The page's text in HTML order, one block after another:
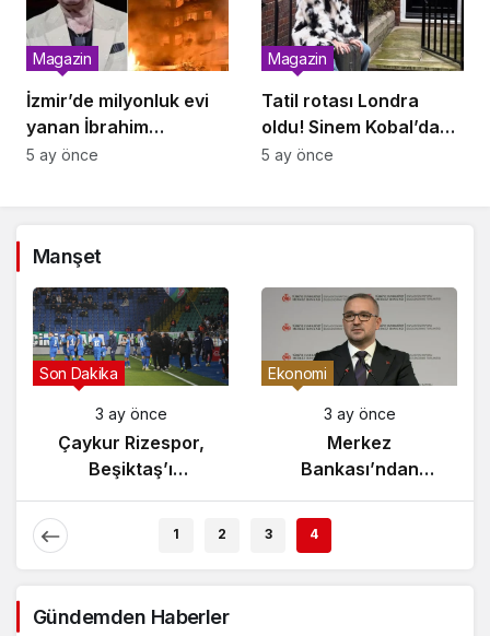
İzmir’de milyonluk evi
yanan İbrahim
Tatlıses’ten yıllar sonra
Magazin
5 ay önce
Tatil rotası Londra
oldu! Sinem Kobal’dan
yeni Instagram pozları
Magazin
5 ay önce
Manşet
Gündem
3 ay önce
Yunanistan’da
Zeybek Tartışması
Son Dakika
3 ay önce
Çaykur Rizespor,
Beşiktaş’ı
1 2 3 4
Gündemden Haberler